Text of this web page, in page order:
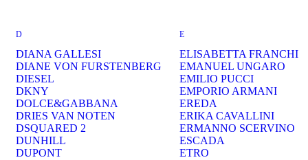
D
DIANA GALLESI
DIANE VON FURSTENBERG
DIESEL
DKNY
DOLCE&GABBANA
DRIES VAN NOTEN
DSQUARED 2
DUNHILL
DUPONT
E
ELISABETTA FRANCHI
EMANUEL UNGARO
EMILIO PUCCI
EMPORIO ARMANI
EREDA
ERIKA CAVALLINI
ERMANNO SCERVINO
ESCADA
ETRO